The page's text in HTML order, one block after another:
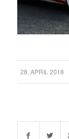
28. APRIL 2018
/